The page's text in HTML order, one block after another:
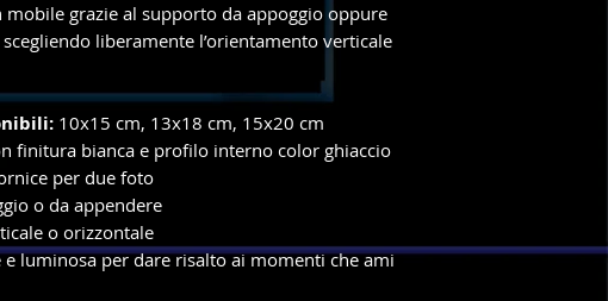
mobile grazie al supporto da appoggio oppure
liberamente l’orientamento verticale
10x15 cm, 13x18 cm, 15x20 cm
finitura bianca e profilo interno color ghiaccio
per due foto
o da appendere
o orizzontale
luminosa per dare risalto ai momenti che ami